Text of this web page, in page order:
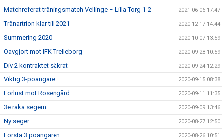
Matchreferat träningsmatch Vellinge – Lilla Torg 1-2 2021-06-06 17:47
Tränartrion klar till 2021 2020-12-17 14:44
Summering 2020 2020-10-07 13:59
Oavgjort mot IFK Trelleborg 2020-09-28 10:59
Div 2 kontraktet säkrat 2020-09-24 12:29
Viktig 3-poängare 2020-09-15 08:38
Förlust mot Rosengård 2020-09-11 11:35
3e raka segern 2020-09-09 13:46
Ny seger 2020-08-27 12:50
Första 3 poängaren 2020-08-26 10:51